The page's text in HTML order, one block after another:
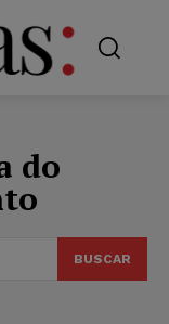
do
BUSCAR